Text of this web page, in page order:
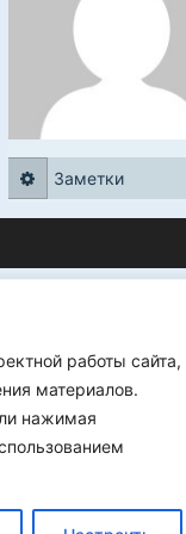
работы сайта,
материалов.
нажимая
Заметки